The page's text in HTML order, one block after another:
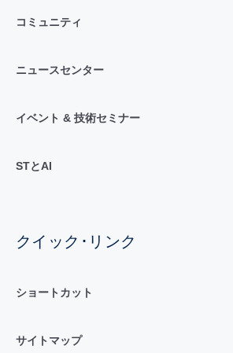
コミュニティ
ニュースセンター
イベント & 技術セミナー
STとAI
クイック･リンク
ショートカット
サイトマップ